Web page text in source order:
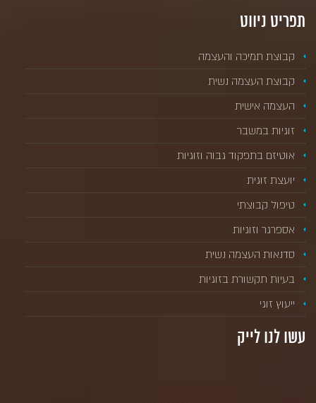
תפריט ניווט
קבוצת תמיכה והעצמה
קבוצת העצמה נשית
העצמה אישית
זוגיות במשבר
אוטיזם בתפקוד גבוה וזוגיות
יועצת זוגית
טיפול קבוצתי
אספרגר וזוגיות
סדנאות העצמה נשית
בעיות תקשורת בזוגיות
ייעוץ זוגי
עשו לנו לייק